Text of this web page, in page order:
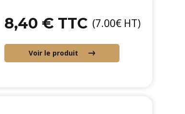
8,40 € TTC (7.00€ HT)
Voir le produit